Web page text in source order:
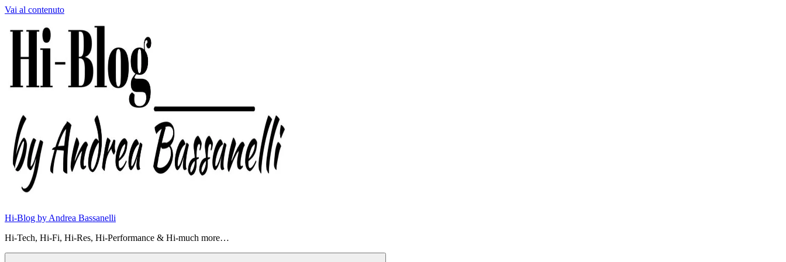
Vai al contenuto
Hi-Blog by Andrea Bassanelli
Hi-Tech, Hi-Fi, Hi-Res, Hi-Performance & Hi-much more…